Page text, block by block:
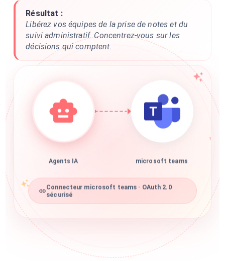
Résultat :
Libérez vos équipes de la prise de notes et du
suivi administratif. Concentrez-vous sur les
décisions qui comptent.
Agents IA microsoft teams
Connecteur microsoft teams · OAuth 2.0
sécurisé